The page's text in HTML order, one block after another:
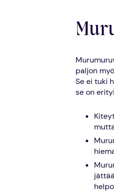
paljon
Se ei tuki
se on